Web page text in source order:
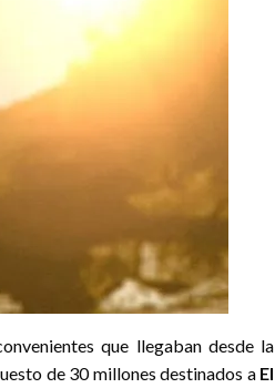
que llegaban desde la
de 30 millones destinados a El